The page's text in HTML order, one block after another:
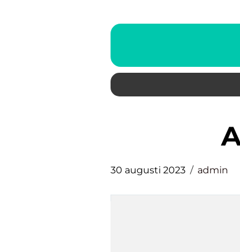
30 augusti 2023 admin